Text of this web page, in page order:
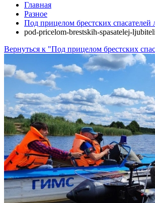
Главная
Разное
Под прицелом брестских
pod-pricelom-brestskih-spasatelej-
Вернуться к "Под прицелом брестских